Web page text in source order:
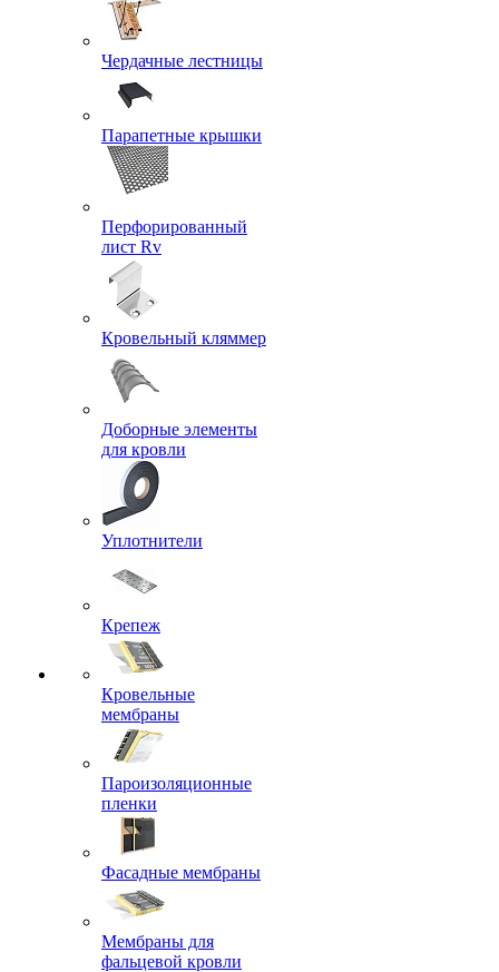
Чердачные лестницы
Парапетные крышки
Перфорированный
лист Rv
Кровельный кляммер
Доборные элементы
для кровли
Уплотнители
Крепеж
Кровельные
мембраны
Пароизоляционные
пленки
Фасадные мембраны
Мембраны для
фальцевой кровли